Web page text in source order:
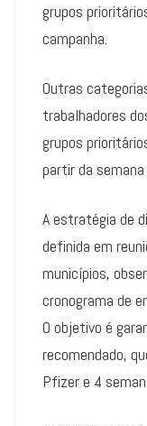
grupos
campanha.
Outras
trabalhadores
grupos
partir da semana
A estratégia de
definida em
municípios,
cronograma de
O objetivo é
recomendado,
Pfizer e 4